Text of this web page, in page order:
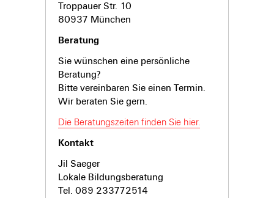
Troppauer Str. 10
80937 München
Beratung
Sie wünschen eine persönliche
Beratung?
Bitte vereinbaren Sie einen Termin.
Wir beraten Sie gern.
Die Beratungszeiten finden Sie hier.
Kontakt
Jil Saeger
Lokale Bildungsberatung
Tel. 089 233772514